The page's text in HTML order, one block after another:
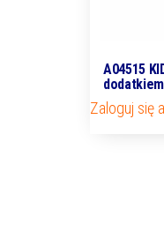
A04515
Zaloguj się